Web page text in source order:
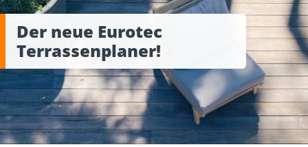
Der neue Eurotec
Terrassenplaner!